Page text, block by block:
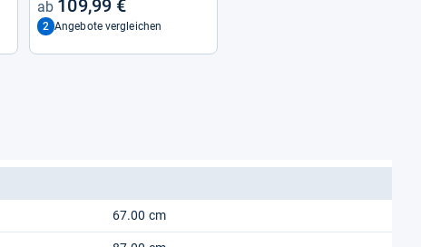
109,99 €
2 Angebote vergleichen
67.00 cm